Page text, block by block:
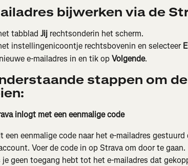
bijwerken via de
tabblad Jij rechtsonderin het scherm.
instellingenicoontje rechtsbovenin en selecteer
e-mailadres in en tik op Volgende.
stappen om
inlogt met een eenmalige code
een eenmalige code naar het e-mailadres
Voer de code in op Strava om door te gaan.
je geen toegang hebt tot het e-mailadres dat